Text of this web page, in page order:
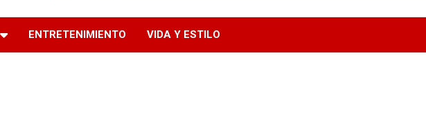
ENTRETENIMIENTO VIDA Y ESTILO